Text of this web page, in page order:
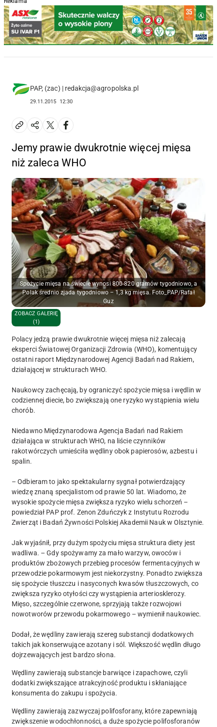
PAP, (zac) | redakcja@agropolska.pl
29.11.2015 12:30
Jemy prawie dwukrotnie więcej mięsa
niż zaleca WHO
Spożycie mięsa na świecie wynosi 800-820 gramów tygodniowo, a
Polak średnio zjada tygodniowo – 1,3 kg mięsa. Foto_PAP/Rafał
Guz
ZOBACZ GALERIĘ
(1)
Polacy jedzą prawie dwukrotnie więcej mięsa niż zalecają
eksperci Światowej Organizacji Zdrowia (WHO), komentujący
ostatni raport Międzynarodowej Agencji Badań nad Rakiem,
działającej w strukturach WHO.
Naukowcy zachęcają, by ograniczyć spożycie mięsa i wędlin w
codziennej diecie, bo zwiększają one ryzyko wystąpienia wielu
chorób.
Niedawno Międzynarodowa Agencja Badań nad Rakiem
działająca w strukturach WHO, na liście czynników
rakotwórczych umieściła wędliny obok papierosów, azbestu i
spalin.
– Odbieram to jako spektakularny sygnał potwierdzający
wiedzę znaną specjalistom od prawie 50 lat. Wiadomo, że
wysokie spożycie mięsa zwiększa ryzyko wielu schorzeń –
powiedział PAP prof. Zenon Zduńczyk z Instytutu Rozrodu
Zwierząt i Badań Żywności Polskiej Akademii Nauk w Olsztynie.
Jak wyjaśnił, przy dużym spożyciu mięsa struktura diety jest
wadliwa. – Gdy spożywamy za mało warzyw, owoców i
produktów zbożowych przebieg procesów fermentacyjnych w
przewodzie pokarmowym jest niekorzystny. Ponadto zwiększa
się spożycie tłuszczu i nasyconych kwasów tłuszczowych, co
zwiększa ryzyko otyłości czy wystąpienia arteriosklerozy.
Mięso, szczególnie czerwone, sprzyjają także rozwojowi
nowotworów przewodu pokarmowego – wymienił naukowiec.
Dodał, że wędliny zawierają szereg substancji dodatkowych
takich jak konserwujące azotany i sól. Większość wędlin długo
dojrzewających jest bardzo słona.
Wędliny zawierają substancje barwiące i zapachowe, czyli
dodatki zwiększające atrakcyjność produktu i skłaniające
konsumenta do zakupu i spożycia.
Wędliny zawierają zazwyczaj polifosforany, które zapewniają
zwiększenie wodochłonności, a duże spożycie polifosforanów